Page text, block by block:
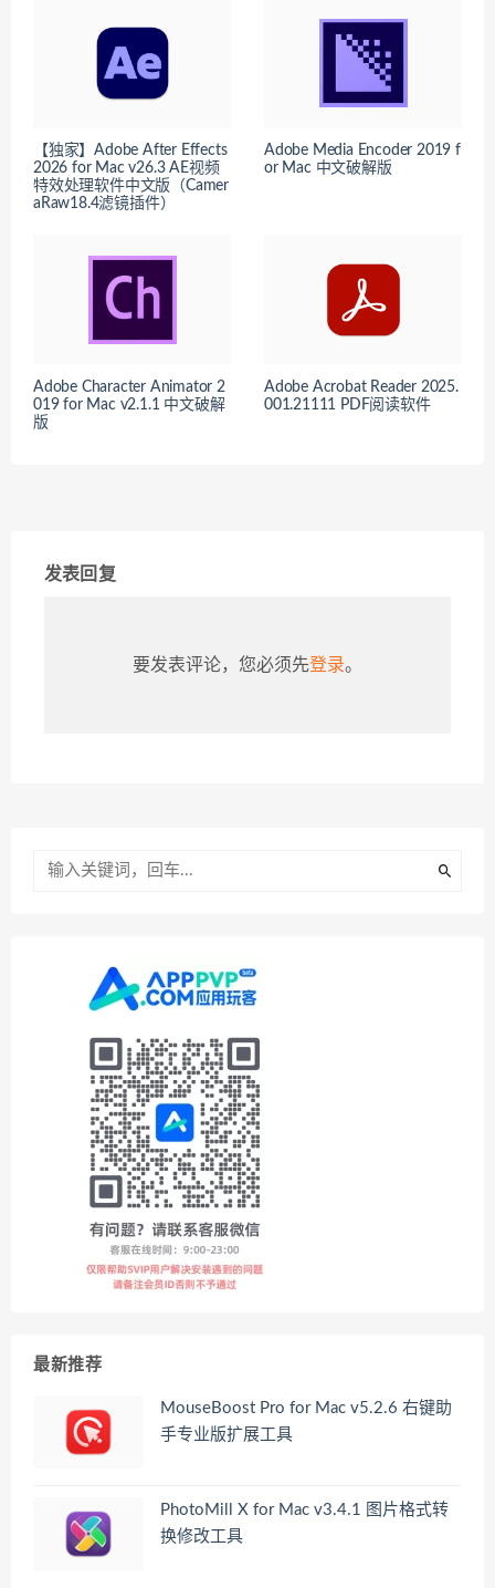
【独家】Adobe After Effects
2026 for Mac v26.3 AE视频
特效处理软件中文版（Camer
aRaw18.4滤镜插件）
Adobe Media Encoder 2019 f
or Mac 中文破解版
Adobe Character Animator 2
019 for Mac v2.1.1 中文破解
版
Adobe Acrobat Reader 2025.
001.21111 PDF阅读软件
发表回复
要发表评论，您必须先登录。
最新推荐
MouseBoost Pro for Mac v5.2.6 右键助
手专业版扩展工具
PhotoMill X for Mac v3.4.1 图片格式转
换修改工具